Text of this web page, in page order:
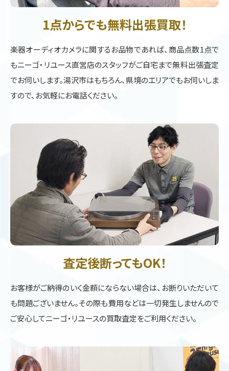
1点からでも無料出張買取！
楽器オーディオカメラに関するお品物であれば、商品点数1点で
もニーゴ・リユース直営店のスタッフがご自宅まで無料出張査定
でお伺いします。湯沢市はもちろん、県境のエリアでもお伺いしま
すので、お気軽にお電話ください。
査定後断ってもOK！
お客様がご納得のいく金額にならない場合は、お断りいただいて
も問題ございません。その際も費用などは一切発生しませんので
ご安心してニーゴ・リユースの買取査定をご利用ください。